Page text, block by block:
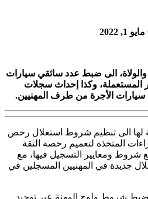
مايو 1, 2022
والولاة، الى ضبط عدد سائقي سيارات
المستعملة، وكذا إحداث سجلات
الأجرة من طرف المهنيين.
لها الى تنظيم شروط استغلال رخص
المتخذة لتعميم رخصة الثقة
شروط ومعايير التسجيل فيها، مع
جديدة في المهنيين المسجلين في
شروط ولوج المهنة عبر توحيد